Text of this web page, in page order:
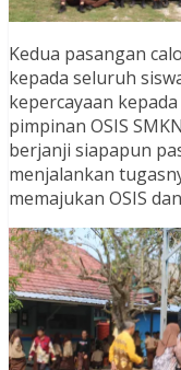
Kedua pasangan
kepada seluruh
kepercayaan
pimpinan OSIS
berjanji siapapun
menjalankan
memajukan OSIS